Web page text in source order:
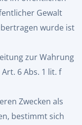
Gewalt
wurde ist
zur Wahrung
6 Abs. 1 lit. f
Zwecken als
bestimmt sich